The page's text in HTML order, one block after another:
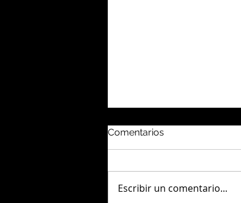
Comentarios
Escribir un comentario...